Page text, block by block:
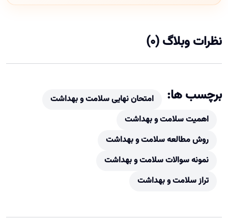
نظرات وبلاگ (0)
برچسب ها:
امتحان نهایی سلامت و بهداشت
اهمیت سلامت و بهداشت
روش مطالعه سلامت و بهداشت
نمونه سوالات سلامت و بهداشت
تراز سلامت و بهداشت